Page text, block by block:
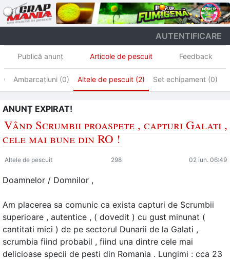
AUTENTIFICARE
Publică anunţ Articole de pescuit Feedback
Ambarcațiuni (0) Altele de pescuit (2) Set echipament (0)
ANUNȚ EXPIRAT!
Vând Scrumbii proaspete , capturi Galati ,
cele mai bune din RO !
Altele de pescuit 298 02 iun. 06:49
Doamnelor / Domnilor ,
Am placerea sa comunic ca exista capturi de Scrumbii
superioare , autentice , ( dovedit ) cu gust minunat (
cantitati mici ) de pe sectorul Dunarii de la Galati ,
scrumbia fiind probabil , fiind una dintre cele mai
delicioase specii de pesti din Romania . Lungimi : cca 23